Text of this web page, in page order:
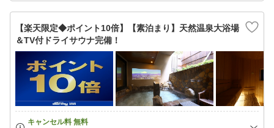
【楽天限定◆ポイント10倍】【素泊まり】天然温泉大浴場
＆TV付ドライサウナ完備！